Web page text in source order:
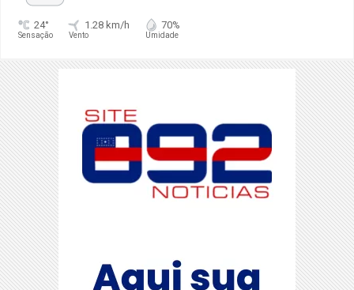
24°
Sensação
1.28 km/h
Vento
70%
Umidade